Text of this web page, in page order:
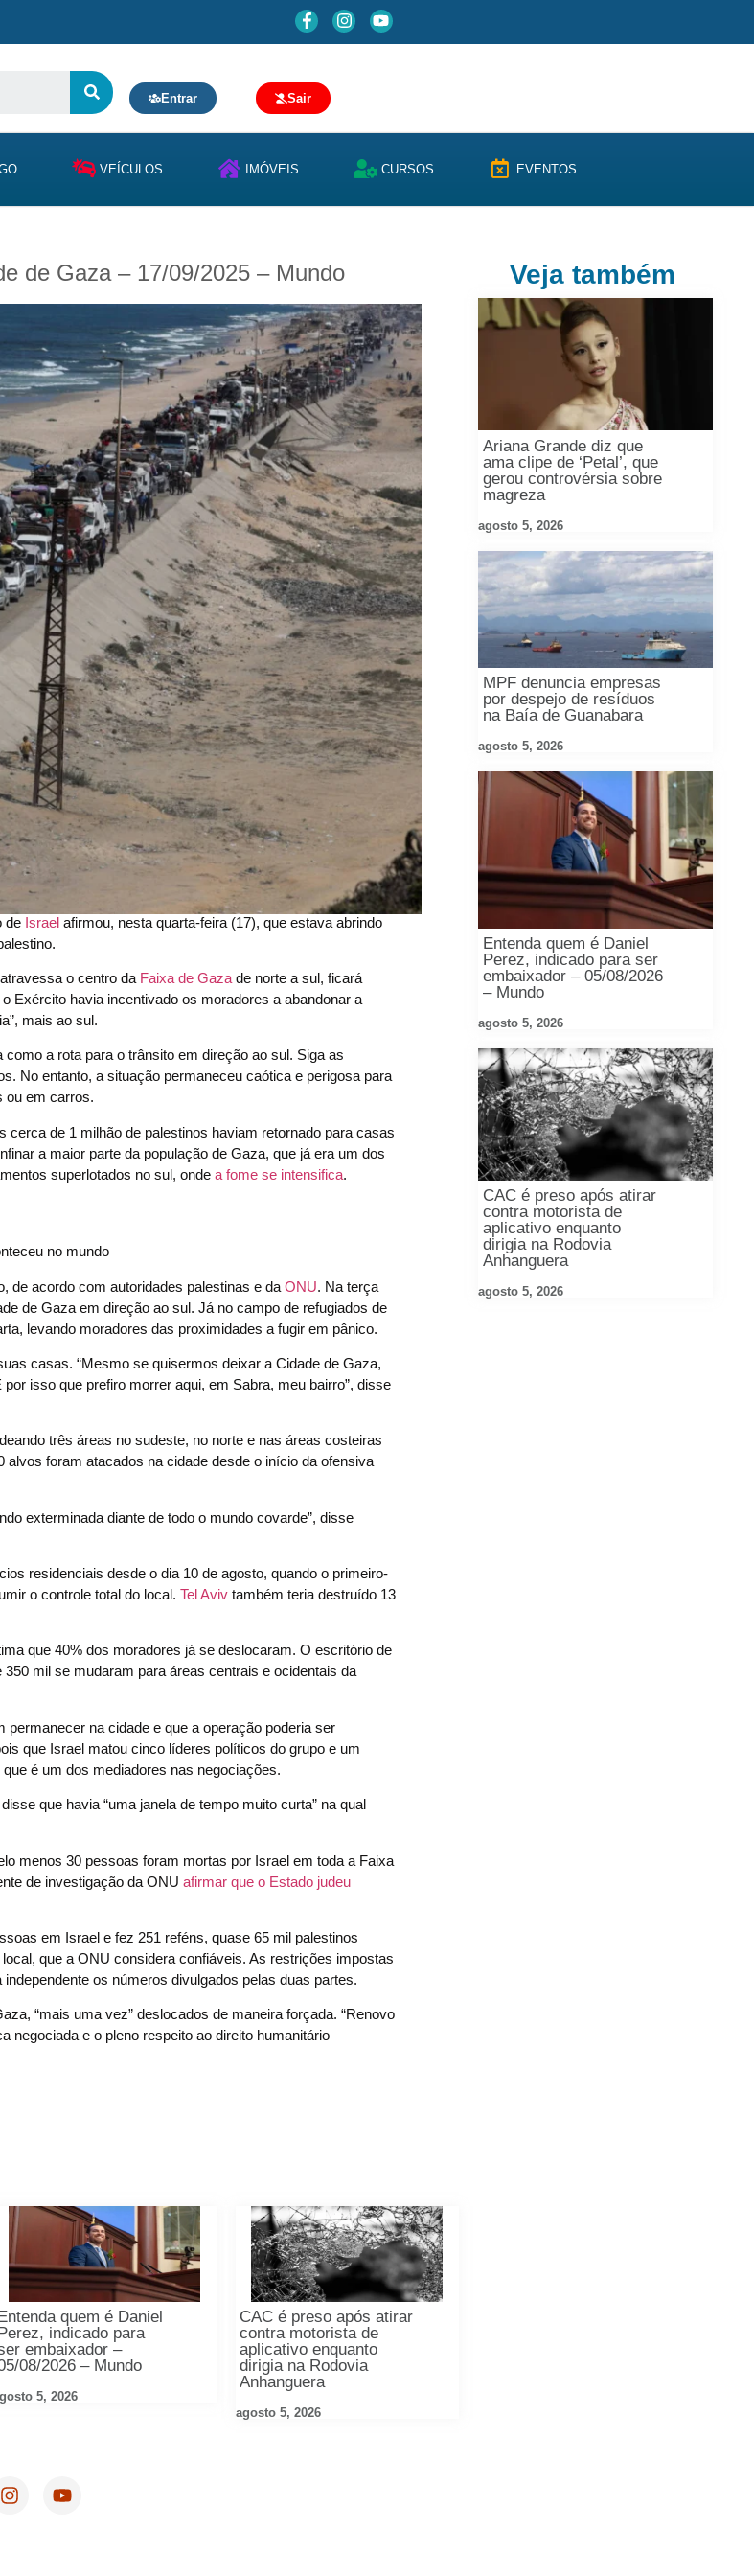
Entrar Sair
VEÍCULOS IMÓVEIS CURSOS EVENTOS
de Gaza – 17/09/2025 – Mundo
de Israel afirmou, nesta quarta-feira (17), que estava abrindo
o centro da Faixa de Gaza de norte a sul, ficará
Exército havia incentivado os moradores a abandonar a
mais ao sul.
a rota para o trânsito em direção ao sul. Siga as
No entanto, a situação permaneceu caótica e perigosa para
ou em carros.
cerca de 1 milhão de palestinos haviam retornado para casas
a maior parte da população de Gaza, que já era um dos
superlotados no sul, onde a fome se intensifica.
no mundo
de acordo com autoridades palestinas e da ONU. Na terça
de Gaza em direção ao sul. Já no campo de refugiados de
levando moradores das proximidades a fugir em pânico.
casas. “Mesmo se quisermos deixar a Cidade de Gaza,
isso que prefiro morrer aqui, em Sabra, meu bairro”, disse
três áreas no sudeste, no norte e nas áreas costeiras
foram atacados na cidade desde o início da ofensiva
exterminada diante de todo o mundo covarde”, disse
residenciais desde o dia 10 de agosto, quando o primeiro-
o controle total do local. Tel Aviv também teria destruído 13
que 40% dos moradores já se deslocaram. O escritório de
mil se mudaram para áreas centrais e ocidentais da
na cidade e que a operação poderia ser
que Israel matou cinco líderes políticos do grupo e um
é um dos mediadores nas negociações.
que havia “uma janela de tempo muito curta” na qual
menos 30 pessoas foram mortas por Israel em toda a Faixa
de investigação da ONU afirmar que o Estado judeu
em Israel e fez 251 reféns, quase 65 mil palestinos
que a ONU considera confiáveis. As restrições impostas
os números divulgados pelas duas partes.
“mais uma vez” deslocados de maneira forçada. “Renovo
negociada e o pleno respeito ao direito humanitário
Entenda quem é Daniel
Perez, indicado para
embaixador –
08/2026 – Mundo
5, 2026
CAC é preso após atirar
contra motorista de
aplicativo enquanto
dirigia na Rodovia
Anhanguera
agosto 5, 2026
Veja também
Ariana Grande diz que
ama clipe de ‘Petal’, que
gerou controvérsia sobre
magreza
agosto 5, 2026
MPF denuncia empresas
por despejo de resíduos
na Baía de Guanabara
agosto 5, 2026
Entenda quem é Daniel
Perez, indicado para ser
embaixador – 05/08/2026
– Mundo
agosto 5, 2026
CAC é preso após atirar
contra motorista de
aplicativo enquanto
dirigia na Rodovia
Anhanguera
agosto 5, 2026